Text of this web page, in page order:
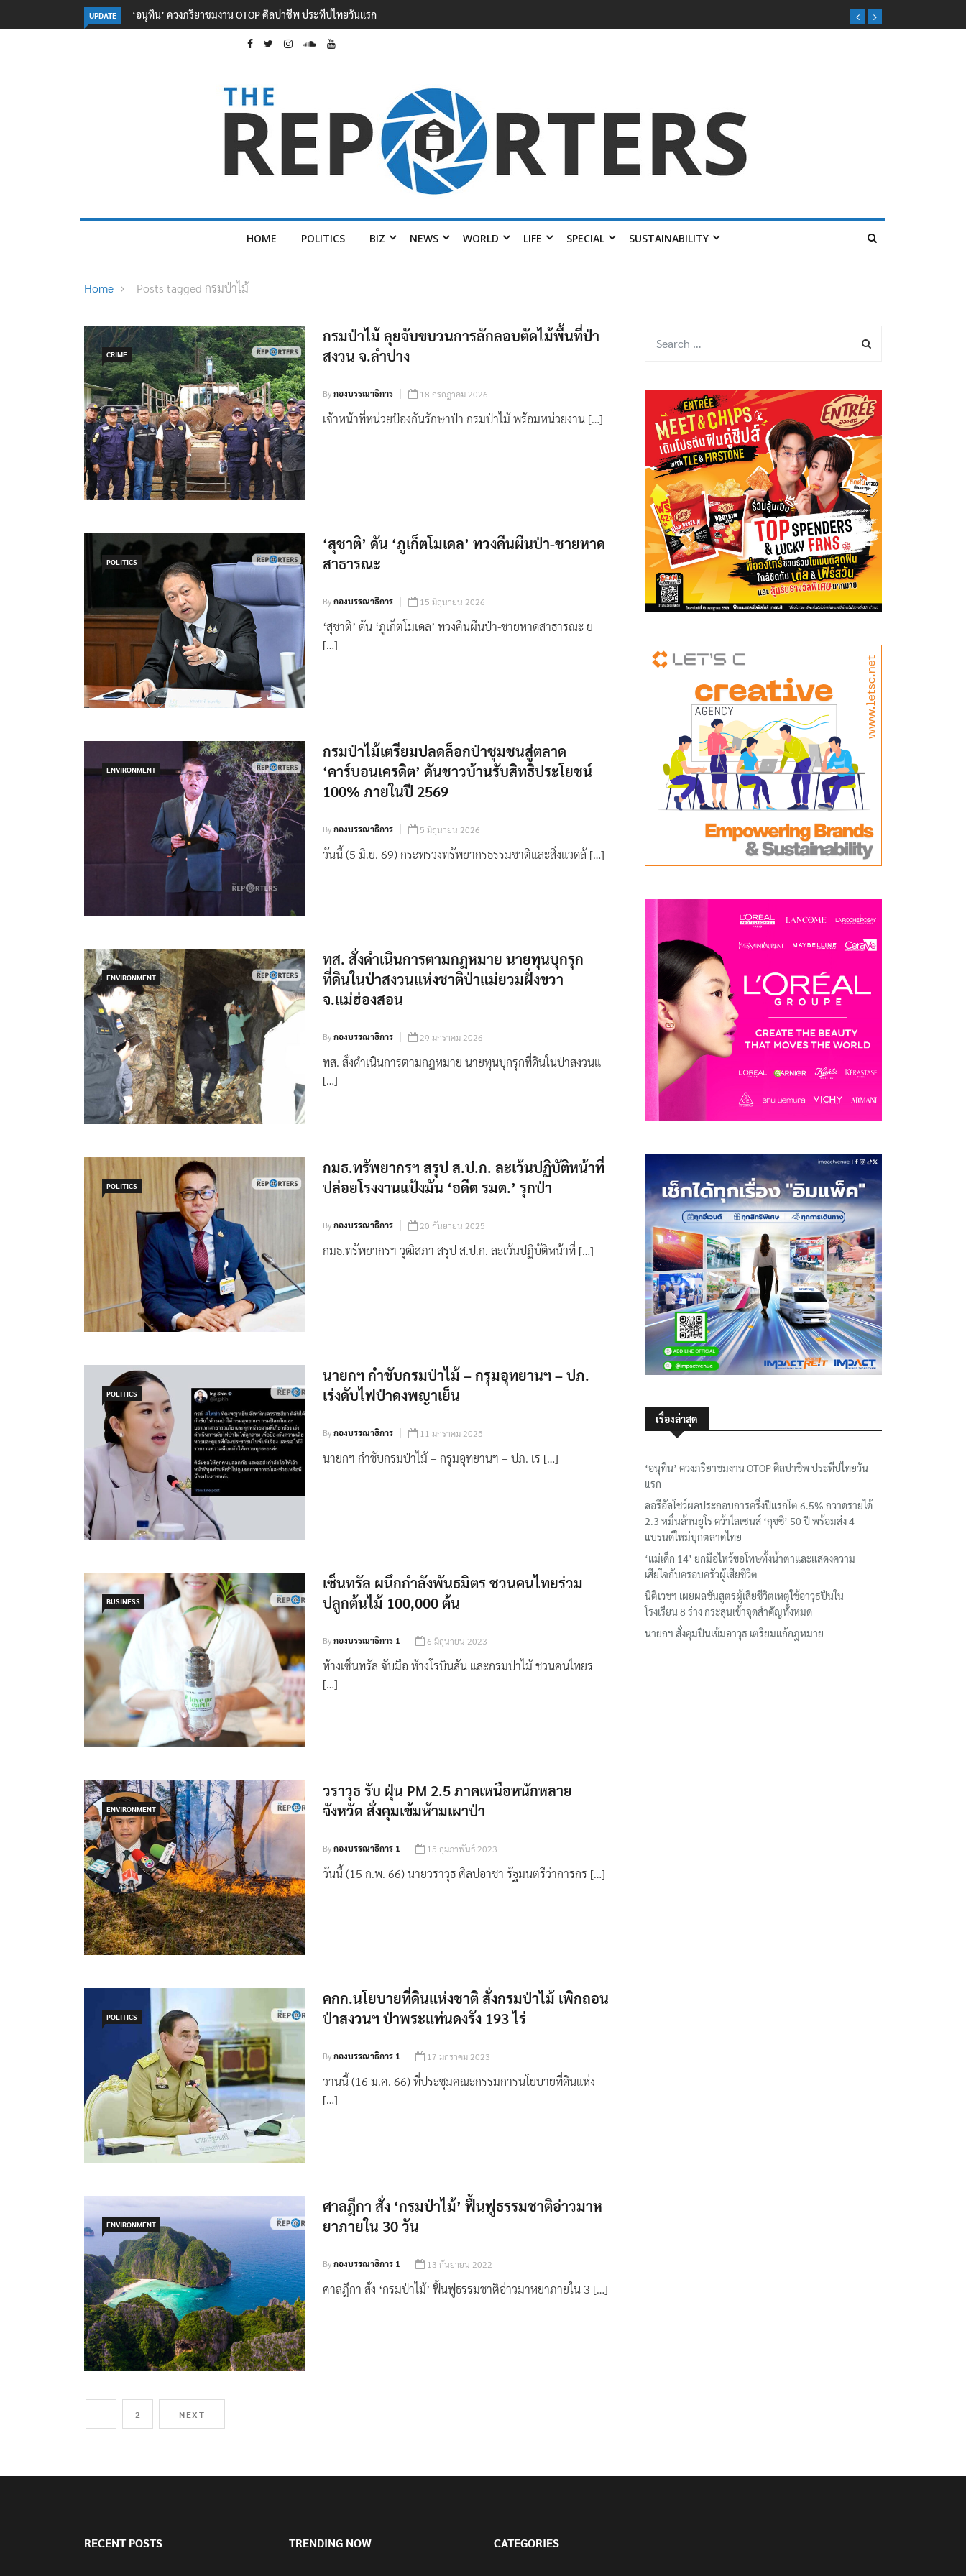
UPDATE ลอรีอัลโชว์ผลประกอบการครึ่งปีแรกโต 6.5% กวาดรายได้ 2.3 หมื่นล้านยูโร คว้าไลเซนส์ ‘กุชชี่’ 50 ปี พร้อมส่ง 4 แบรนด์ใหม่บุกตลาดไทย
HOME POLITICS BIZ NEWS WORLD LIFE SPECIAL SUSTAINABILITY
Home Posts tagged กรมป่าไม้
CRIME
กรมป่าไม้ ลุยจับขบวนการลักลอบตัดไม้พื้นที่ป่า
สงวน จ.ลำปาง
Byกองบรรณาธิการ 18 กรกฎาคม 2026
เจ้าหน้าที่หน่วยป้องกันรักษาป่า กรมป่าไม้ พร้อมหน่วยงาน […]
POLITICS
‘สุชาติ’ ดัน ‘ภูเก็ตโมเดล’ ทวงคืนผืนป่า-ชายหาด
สาธารณะ
Byกองบรรณาธิการ 15 มิถุนายน 2026
‘สุชาติ’ ดัน ‘ภูเก็ตโมเดล’ ทวงคืนผืนป่า-ชายหาดสาธารณะ ย
[…]
ENVIRONMENT
กรมป่าไม้เตรียมปลดล็อกป่าชุมชนสู่ตลาด
‘คาร์บอนเครดิต’ ดันชาวบ้านรับสิทธิประโยชน์
100% ภายในปี 2569
Byกองบรรณาธิการ 5 มิถุนายน 2026
วันนี้ (5 มิ.ย. 69) กระทรวงทรัพยากรธรรมชาติและสิ่งแวดล้ […]
ENVIRONMENT
ทส. สั่งดำเนินการตามกฎหมาย นายทุนบุกรุก
ที่ดินในป่าสงวนแห่งชาติป่าแม่ยวมฝั่งขวา
จ.แม่ฮ่องสอน
Byกองบรรณาธิการ 29 มกราคม 2026
ทส. สั่งดำเนินการตามกฎหมาย นายทุนบุกรุกที่ดินในป่าสงวนแ
[…]
POLITICS
กมธ.ทรัพยากรฯ สรุป ส.ป.ก. ละเว้นปฏิบัติหน้าที่
ปล่อยโรงงานแป้งมัน ‘อดีต รมต.’ รุกป่า
Byกองบรรณาธิการ 20 กันยายน 2025
กมธ.ทรัพยากรฯ วุฒิสภา สรุป ส.ป.ก. ละเว้นปฏิบัติหน้าที่ […]
POLITICS
นายกฯ กำชับกรมป่าไม้ – กรุมอุทยานฯ – ปภ.
เร่งดับไฟป่าดงพญาเย็น
Byกองบรรณาธิการ 11 มกราคม 2025
นายกฯ กำชับกรมป่าไม้ – กรุมอุทยานฯ – ปภ. เร […]
BUSINESS
เซ็นทรัล ผนึกกำลังพันธมิตร ชวนคนไทยร่วม
ปลูกต้นไม้ 100,000 ต้น
Byกองบรรณาธิการ 1 6 มิถุนายน 2023
ห้างเซ็นทรัล จับมือ ห้างโรบินสัน และกรมป่าไม้ ชวนคนไทยร
[…]
ENVIRONMENT
วราวุธ รับ ฝุ่น PM 2.5 ภาคเหนือหนักหลาย
จังหวัด สั่งคุมเข้มห้ามเผาป่า
Byกองบรรณาธิการ 1 15 กุมภาพันธ์ 2023
วันนี้ (15 ก.พ. 66) นายวราวุธ ศิลปอาชา รัฐมนตรีว่าการกร […]
POLITICS
คกก.นโยบายที่ดินแห่งชาติ สั่งกรมป่าไม้ เพิกถอน
ป่าสงวนฯ ป่าพระแท่นดงรัง 193 ไร่
Byกองบรรณาธิการ 1 17 มกราคม 2023
วานนี้ (16 ม.ค. 66) ที่ประชุมคณะกรรมการนโยบายที่ดินแห่ง
[…]
ENVIRONMENT
ศาลฎีกา สั่ง ‘กรมป่าไม้’ ฟื้นฟูธรรมชาติอ่าวมาห
ยาภายใน 30 วัน
Byกองบรรณาธิการ 1 13 กันยายน 2022
ศาลฎีกา สั่ง ‘กรมป่าไม้’ ฟื้นฟูธรรมชาติอ่าวมาหยาภายใน 3 […]
2 NEXT
เรื่องล่าสุด
‘อนุทิน’ ควงภริยาชมงาน OTOP ศิลปาชีพ ประทีปไทยวัน
แรก
ลอรีอัลโชว์ผลประกอบการครึ่งปีแรกโต 6.5% กวาดรายได้
2.3 หมื่นล้านยูโร คว้าไลเซนส์ ‘กุชชี่’ 50 ปี พร้อมส่ง 4
แบรนด์ใหม่บุกตลาดไทย
‘แม่เด็ก 14’ ยกมือไหว้ขอโทษทั้งน้ำตาและแสดงความ
เสียใจกับครอบครัวผู้เสียชีวิต
นิติเวชฯ เผยผลชันสูตรผู้เสียชีวิตเหตุใช้อาวุธปืนใน
โรงเรียน 8 ร่าง กระสุนเข้าจุดสำคัญทั้งหมด
นายกฯ สั่งคุมปืนเข้มอาวุธ เตรียมแก้กฎหมาย
RECENT POSTS TRENDING NOW CATEGORIES